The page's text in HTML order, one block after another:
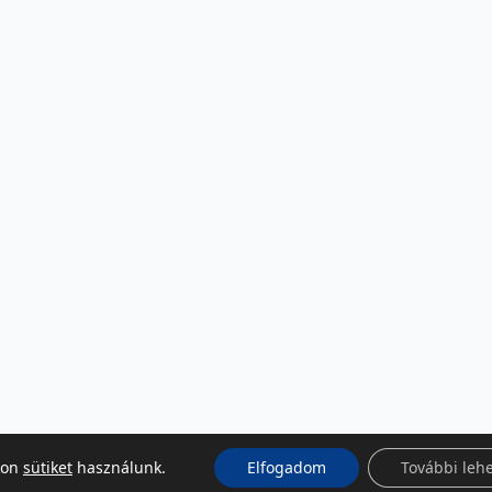
sütikethasználunk. Elfogadom További